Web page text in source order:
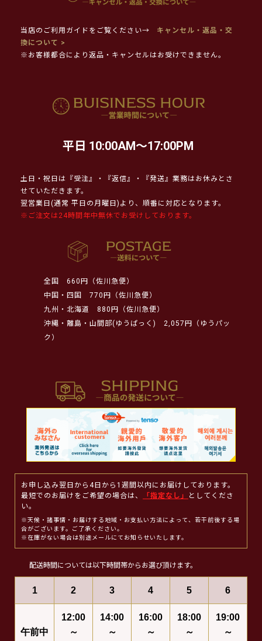
当店のご利用ガイドをご覧ください→
キャンセル・返品・交
換について >
※お客様都合により返品・キャンセルはお受けできません。
平日 10:00AM～17:00PM
土日・祝日は『受注』・『返信』・『発送』業務はお休みとさ
せていただきます。
翌営業日(通常 平日の月曜日)より、順番に対応となります。
※ご注文は24時間年中無休でお受けしております。
全国
660円（佐川急便）
中国・四国
770円（佐川急便）
九州・北海道
880円（佐川急便）
沖縄・離島・山間部(ゆうぱっく)
2,057円（ゆうパッ
ク）
お申し込み翌日から4日から1週間以内にお届けしております。
最短でのお届けをご希望の場合は、
「指定なし」
としてくださ
い。
※天候・諸事情・お届けする地域・お支払い方法によって、若干前後する場
合がございます。ご了承ください。
※在庫がない場合は別途メールにてお知らせいたします。
配送時間については以下時間帯からお選び頂けます。
1 2 3 4 5 6
午前中
12:00
～
14:00
～
16:00
～
18:00
～
19:00
～